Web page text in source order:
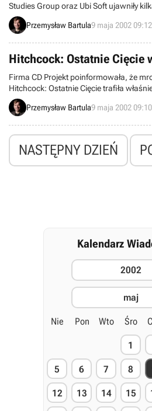
Studies Group oraz Ubi Soft ujawniły
dotyczących czwartej części kultowej
of Etheria. Była to niewątpliwa oznaka,
nowości.
Przemysław Bartula9 maja 2002 09:12
Hitchcock: Ostatnie Cięcie
Firma CD Projekt poinformowała, że
Hitchcock: Ostatnie Cięcie trafiła
poligrafia: tekturowe pudełko i
pojawi się w sklepach 15 maja 2002
Przemysław Bartula9 maja 2002 09:10
NASTĘPNY DZIEŃ
Kalendarz
2002
maj
Nie Pon Wto Śro
1
5 6 7 8
12 13 14 15